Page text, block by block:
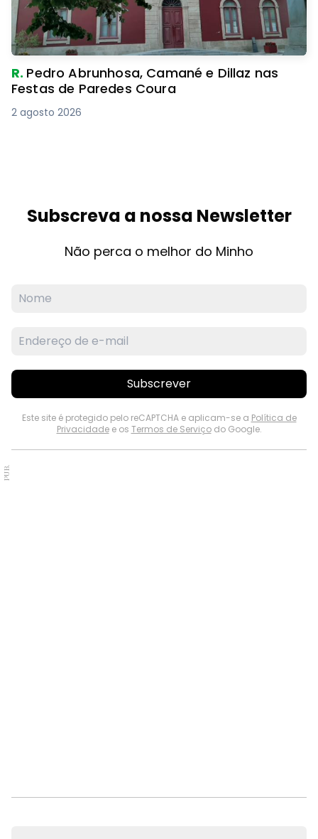
R. Pedro Abrunhosa, Camané e Dillaz nas
Festas de Paredes Coura
2 agosto 2026
Subscreva a nossa Newsletter
Não perca o melhor do Minho
Subscrever
Este site é protegido pelo reCAPTCHA e aplicam-se a Política de
Privacidadee os Termos de Serviçodo Google.
PUB.